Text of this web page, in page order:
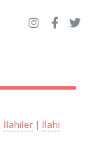
İlahiler| İlahi